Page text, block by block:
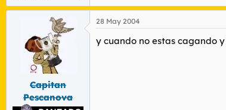
Capitan
Pescanova
28 May 2004
y cuando no estas cagando